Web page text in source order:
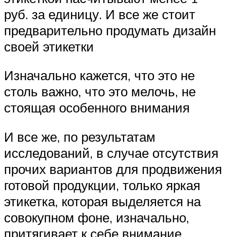
руб. за единицу. И все же стоит
предварительно продумать дизайн
своей этикетки
Изначально кажется, что это не
столь важно, что это мелочь, не
стоящая особенного внимания
И все же, по результатам
исследований, в случае отсутствия
прочих вариантов для продвижения
готовой продукции, только яркая
этикетка, которая выделяется на
совокупном фоне, изначально,
притягивает к себе внимание